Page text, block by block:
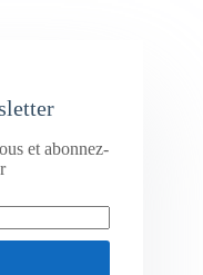
et abonnez-